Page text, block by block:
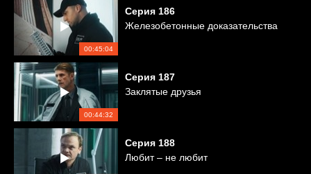
00:45:04
Серия 186
Железобетонные доказательства
00:44:32
Серия 187
Заклятые друзья
Серия 188
Любит – не любит